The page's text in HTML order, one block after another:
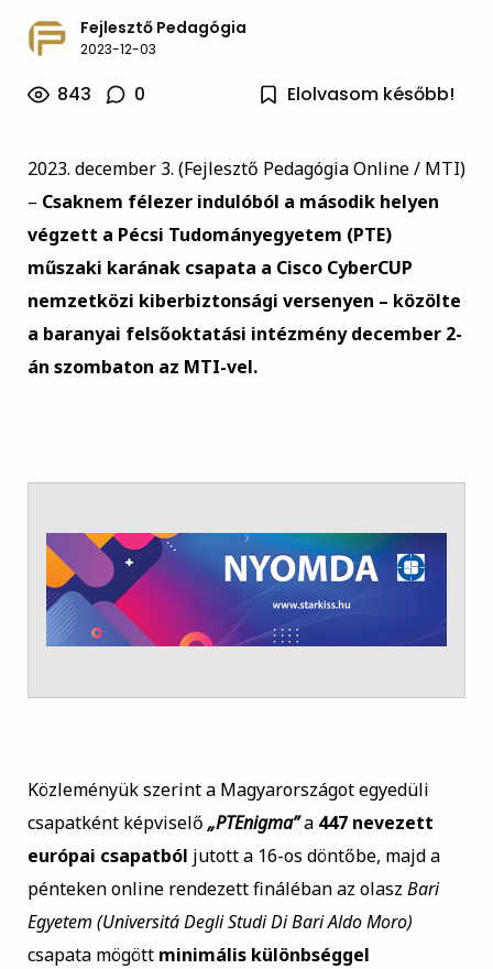
Fejlesztő Pedagógia
2023-12-03
843 0 Elolvasom később!
2023. december 3. (Fejlesztő Pedagógia Online / MTI)
– Csaknem félezer indulóból a második helyen
végzett a Pécsi Tudományegyetem (PTE)
műszaki karának csapata a Cisco CyberCUP
nemzetközi kiberbiztonsági versenyen – közölte
a baranyai felsőoktatási intézmény december 2-
án szombaton az MTI-vel.
Közleményük szerint a Magyarországot egyedüli
csapatként képviselő„PTEnigma”a 447 nevezett
európai csapatból jutott a 16-os döntőbe, majd a
pénteken online rendezett fináléban az olasz Bari
Egyetem (Universitá Degli Studi Di Bari Aldo Moro)
csapata mögött minimális különbséggel